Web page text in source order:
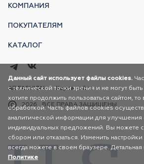
КОМПАНИЯ
ПОКУПАТЕЛЯМ
КАТАЛОГ
2026 ВСЕ ПРАВА ЗАЩИЩЕНЫ
AR FASHION Карта сайта
Данный сайт использует файлы cookies.
с технической точки зрения и не могут
хотите продолжить пользоваться сайтом,
обработкой. Часть файлов cookies
аналитической информации для улучшения
индивидуальных предложений. Вы можете
сбором или отказаться. Изменить
всегда можете в своем браузере. Детальная
Политике